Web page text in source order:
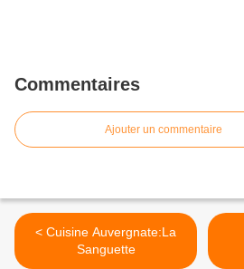
Commentaires
Ajouter un commentaire
< Cuisine Auvergnate:La
Sanguette